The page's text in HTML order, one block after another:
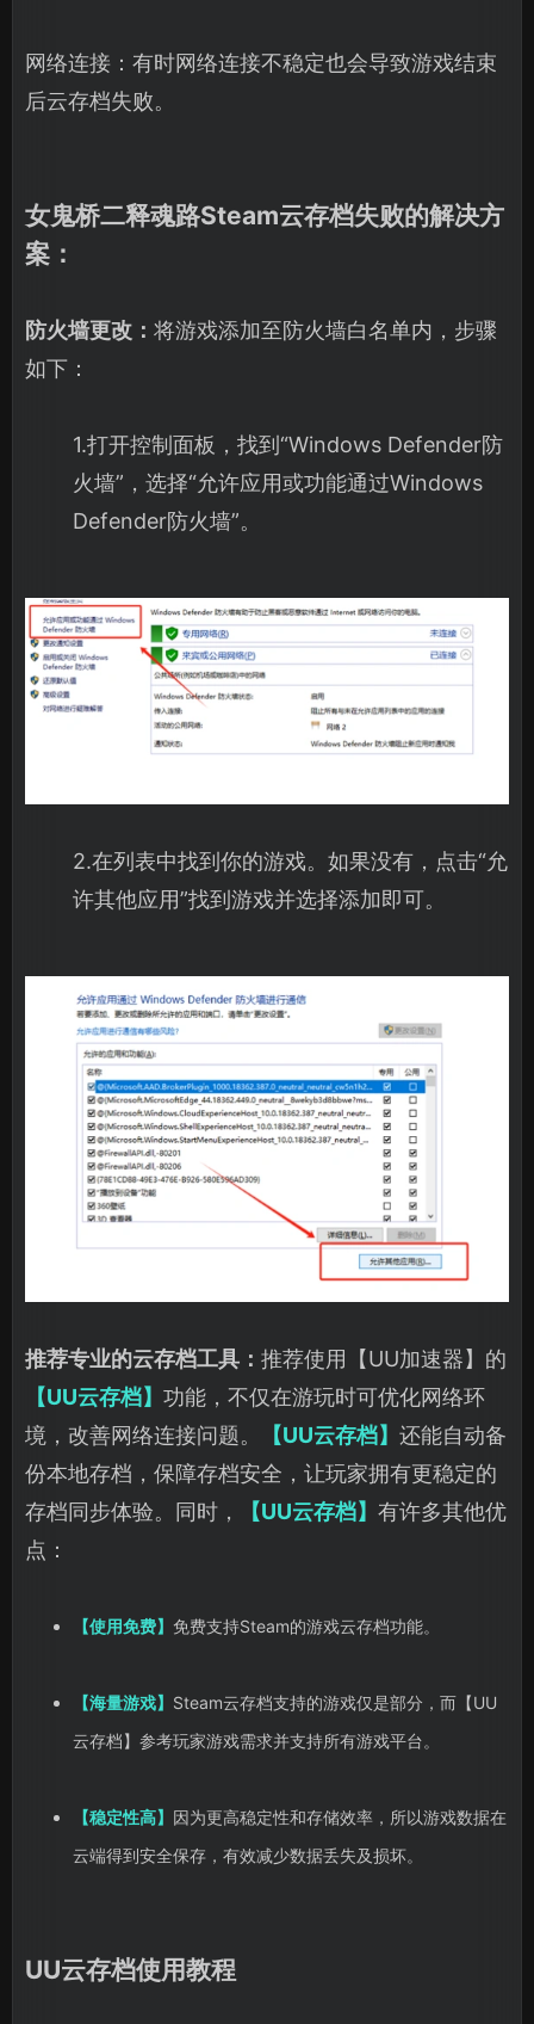
网络连接：有时网络连接不稳定也会导致游戏结束
后云存档失败。
女鬼桥二释魂路Steam云存档失败的解决方
案：
防火墙更改： 将游戏添加至防火墙白名单内，步骤
如下：
1.打开控制面板，找到“Windows Defender防
火墙”，选择“允许应用或功能通过Windows
Defender防火墙”。
2.在列表中找到你的游戏。如果没有，点击“允
许其他应用”找到游戏并选择添加即可。
推荐专业的云存档工具： 推荐使用【UU加速器】的
【UU云存档】 功能，不仅在游玩时可优化网络环
境，改善网络连接问题。
【UU云存档】 还能自动备
份本地存档，保障存档安全，让玩家拥有更稳定的
存档同步体验。同时，
【UU云存档】 有许多其他优
点：
【使用免费】 免费支持Steam的游戏云存档功能。
【海量游戏】 Steam云存档支持的游戏仅是部分，而【UU
云存档】参考玩家游戏需求并支持所有游戏平台。
【稳定性高】 因为更高稳定性和存储效率，所以游戏数据在
云端得到安全保存，有效减少数据丢失及损坏。
UU云存档使用教程